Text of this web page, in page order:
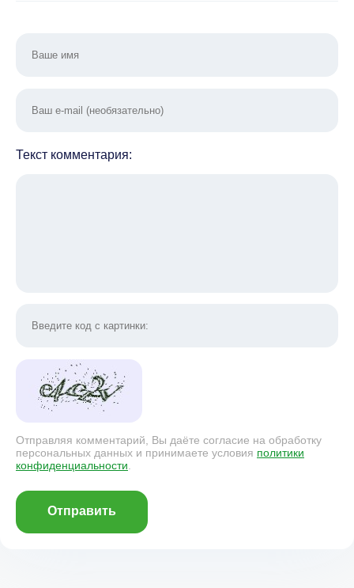
Текст комментария:
Отправляя комментарий, Вы даёте согласие на обработку
персональных данных и принимаете условия политики
конфиденциальности.
Отправить